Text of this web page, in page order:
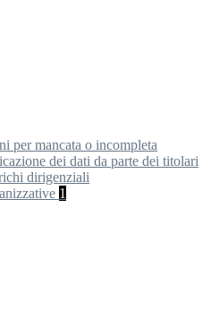
per mancata o incompleta
dei dati da parte dei titolari
dirigenziali
1